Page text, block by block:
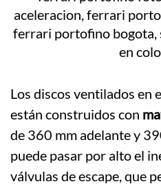
Los discos ventilados en
están construidos con
de 360 mm adelante y
puede pasar por alto el
válvulas de escape, que